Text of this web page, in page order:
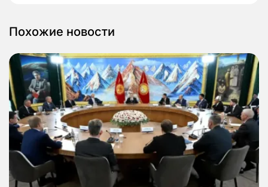
Похожие новости